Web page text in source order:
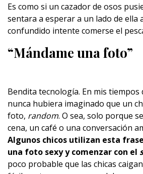
Es como si un cazador de osos
sentara a esperar a un lado de ella
confundido intente comerse el
“Mándame una foto”
Bendita tecnología. En mis tiempos
nunca hubiera imaginado que un
foto, random. O sea, solo porque
cena, un café o una conversación
Algunos chicos utilizan esta
una foto sexy y comenzar con el
poco probable que las chicas